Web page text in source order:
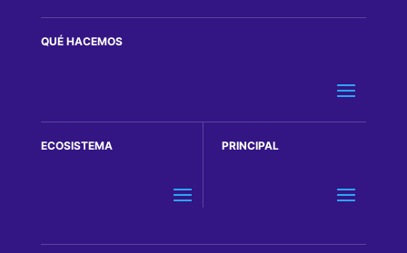
QUÉ HACEMOS
ECOSISTEMA PRINCIPAL